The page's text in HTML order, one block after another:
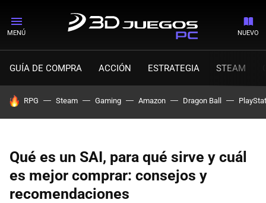
MENÚ NUEVO
GUÍA DE COMPRA ACCIÓN ESTRATEGIA STEAM
HOY SE HABLA DE
RPG Steam Gaming Amazon Dragon Ball
Qué es un SAI, para qué sirve y cuál
es mejor comprar: consejos y
recomendaciones